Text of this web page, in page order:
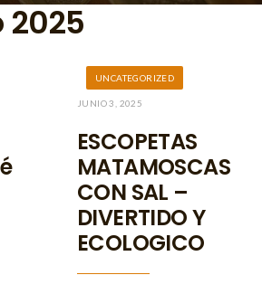
2025
UNCATEGORIZED
JUNIO 3, 2025
ESCOPETAS
MATAMOSCAS
CON SAL –
DIVERTIDO Y
ECOLOGICO